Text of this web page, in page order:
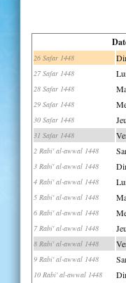
26 Safar 1448
27 Safar 1448
28 Safar 1448
29 Safar 1448
30 Safar 1448
31 Safar 1448
2 Rabi' al-awwal 1448
3 Rabi' al-awwal 1448
4 Rabi' al-awwal 1448
5 Rabi' al-awwal 1448
6 Rabi' al-awwal 1448
7 Rabi' al-awwal 1448
8 Rabi' al-awwal 1448
9 Rabi' al-awwal 1448
10 Rabi' al-awwal 1448